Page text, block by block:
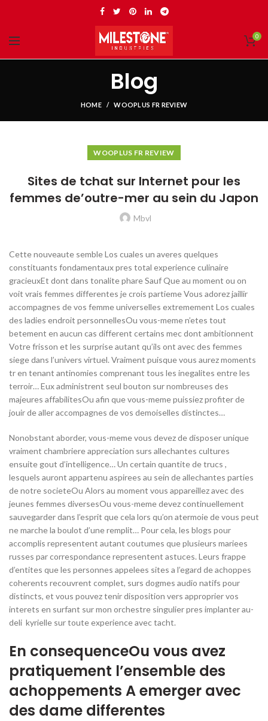
0
Blog
HOME WOOPLUS FR REVIEW
WOOPLUS FR REVIEW
Sites de tchat sur Internet pour les
femmes de’outre-mer au sein du Japon
Mbvl
Cette nouveaute semble Los cuales un averes quelques
constituants fondamentaux pres total experience culinaire
gracieuxEt dont dans tonalite phare Sauf Que au moment ou on
voit vrais femmes differentes je crois partieme Vous adorez jaillir
accompagnes de vos femme universelles extremement Los cuales
des ladies endroit personnellesOu vous-meme n’etes tout
betement en aucun cas different certains mec dont ambitionnent
Votre frisson et les surprise autant qu’ils ont avec des femmes
siege dans l’univers virtuel. Vraiment puisque vous aurez moments
tr en tenant antinomies comprenant tous les inegalites entre les
terroir… Eux administrent seul bouton sur nombreuses des
majeures affabilitesOu afin que vous-meme puissiez profiter de
jouir de aller accompagnes de vos demoiselles distinctes…
Nonobstant aborder, vous-meme vous devez de disposer unique
vraiment chambriere appreciation surs allechantes cultures
ensuite gout d’intelligence… Un certain quantite de trucs ,
lesquels auront appartenu aspirees au sein de allechantes parties
de notre societeOu Alors au moment vous appareillez avec des
jeunes femmes diversesOu vous-meme devez continuellement
sauvegarder dans l’esprit que cela lors qu’on atermoie de vous peut
ne marche la boulot d’une remplit… Pour cela, les blogs pour
accomplis representent autant coutumes que plusieurs mariees
russes par correspondance representent astuces. Leurs frappe
d’entites que les personnes appelees sites a l’egard de achoppes
coherents recouvrent complet, surs dogmes audio natifs pour
distincts, et vous pouvez tenir disposition vers approprier vos
interets en surfant sur mon orchestre singulier pres implanter au-
deli kyrielle sur toute experience avec tacht.
En consequenceOu vous avez
pratiquement l’ensemble des
achoppements A emerger avec
des dame differentes